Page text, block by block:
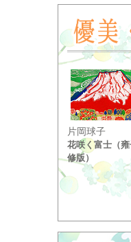
片岡球子
花咲く富士（
修版）